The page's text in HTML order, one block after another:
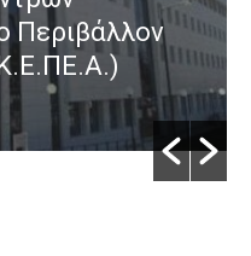
Περιβάλλον